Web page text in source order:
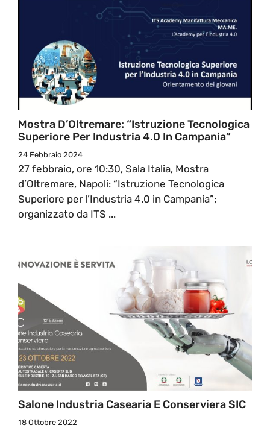
Mostra D’Oltremare: “Istruzione Tecnologica
Superiore Per Industria 4.0 In Campania”
24 Febbraio 2024
27 febbraio, ore 10:30, Sala Italia, Mostra
d’Oltremare, Napoli: “Istruzione Tecnologica
Superiore per l’Industria 4.0 in Campania”;
organizzato da ITS ...
Salone Industria Casearia E Conserviera SIC
18 Ottobre 2022